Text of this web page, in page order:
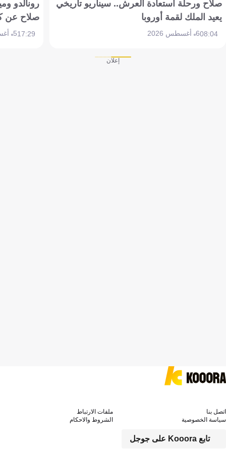
صلاح ورحلة استعادة العرش.. سيناريو تاريخي
يعيد الملك لقمة أوروبا
08:046 أغسطس 2026
رونالدو
صلاح عن
17:295 أغسطس 2026
إعلان
تابع Kooora على جوجل
اتصل بنا
ملفات الارتباط
سياسة الخصوصية
الشروط والاحكام